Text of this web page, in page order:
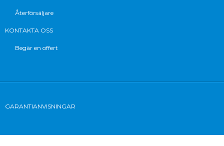
Återförsäljare
KONTAKTA OSS
Begär en offert
GARANTIANVISNINGAR